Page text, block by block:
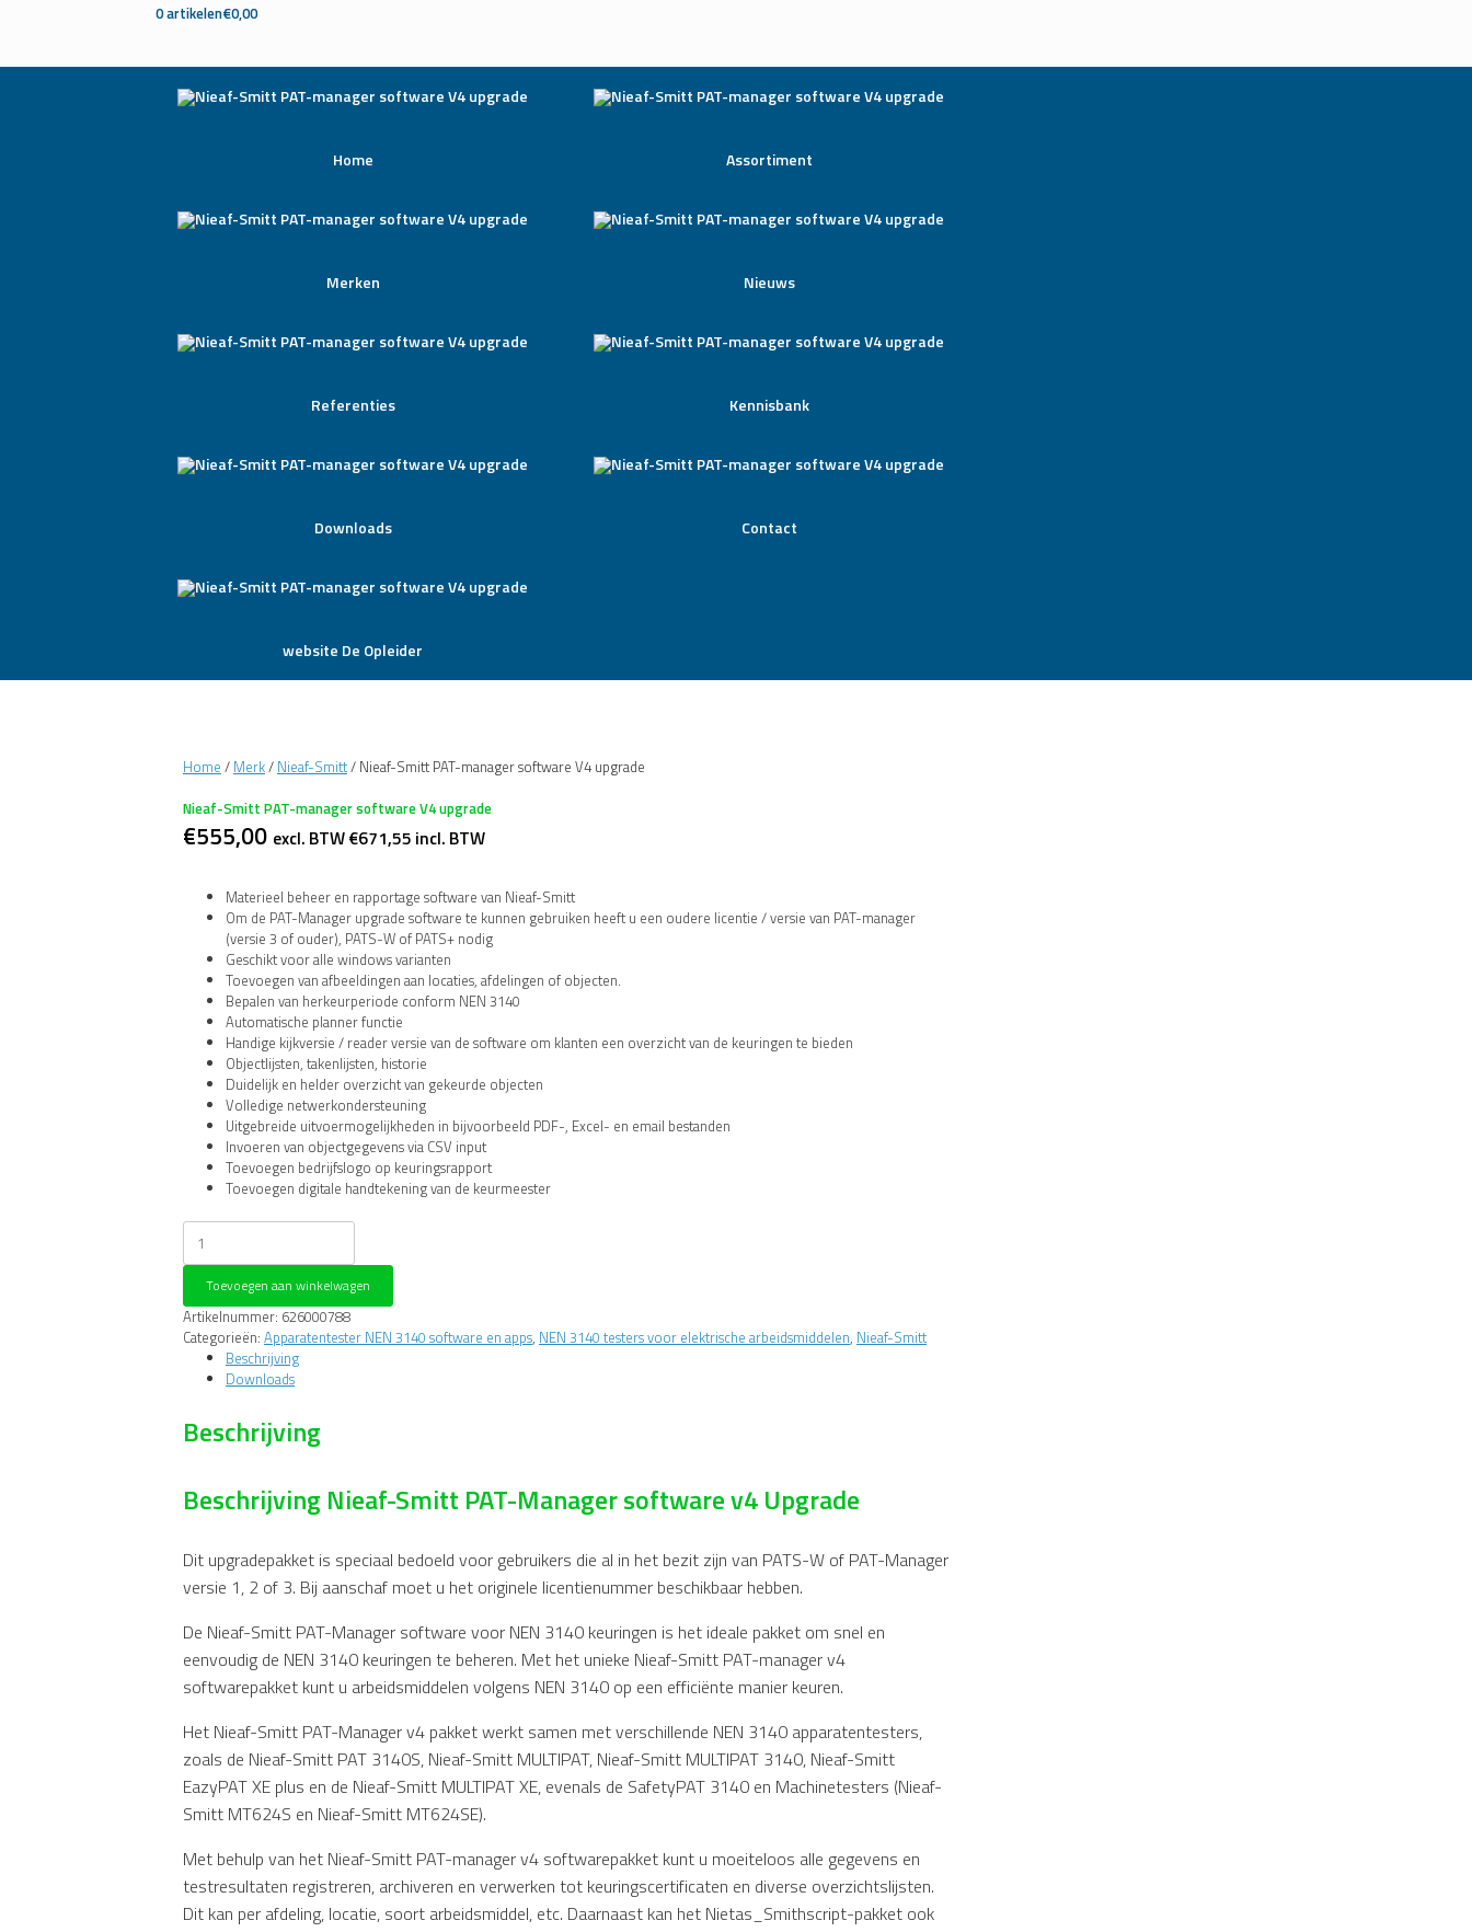
0 artikelen€0,00
Home Assortiment
Merken Nieuws
Referenties Kennisbank
Downloads Contact
website De Opleider
Home / Merk/ Nieaf-Smitt/ Nieaf-Smitt PAT-manager software V4 upgrade
Nieaf-Smitt PAT-manager software V4 upgrade
€555,00 excl. BTW€671,55 incl. BTW
Materieel beheer en rapportage software van Nieaf-Smitt
Om de PAT-Manager upgrade software te kunnen gebruiken heeft u een oudere licentie / versie van PAT-manager
(versie 3 of ouder), PATS-W of PATS+ nodig
Geschikt voor alle windows varianten
Toevoegen van afbeeldingen aan locaties, afdelingen of objecten.
Bepalen van herkeurperiode conform NEN 3140
Automatische planner functie
Handige kijkversie / reader versie van de software om klanten een overzicht van de keuringen te bieden
Objectlijsten, takenlijsten, historie
Duidelijk en helder overzicht van gekeurde objecten
Volledige netwerkondersteuning
Uitgebreide uitvoermogelijkheden in bijvoorbeeld PDF-, Excel- en email bestanden
Invoeren van objectgegevens via CSV input
Toevoegen bedrijfslogo op keuringsrapport
Toevoegen digitale handtekening van de keurmeester
Nieaf-
Smitt
PAT-
manager
software
V4
upgrade
aantal
Toevoegen aan winkelwagen
Artikelnummer: 626000788
Categorieën: Apparatentester NEN 3140 software en apps, NEN 3140 testers voor elektrische arbeidsmiddelen, Nieaf-Smitt
Beschrijving
Downloads
Beschrijving
Beschrijving Nieaf-Smitt PAT-Manager software v4 Upgrade
Dit upgradepakket is speciaal bedoeld voor gebruikers die al in het bezit zijn van PATS-W of PAT-Manager
versie 1, 2 of 3. Bij aanschaf moet u het originele licentienummer beschikbaar hebben.
De Nieaf-Smitt PAT-Manager software voor NEN 3140 keuringen is het ideale pakket om snel en
eenvoudig de NEN 3140 keuringen te beheren. Met het unieke Nieaf-Smitt PAT-manager v4
softwarepakket kunt u arbeidsmiddelen volgens NEN 3140 op een efficiënte manier keuren.
Het Nieaf-Smitt PAT-Manager v4 pakket werkt samen met verschillende NEN 3140 apparatentesters,
zoals de Nieaf-Smitt PAT 3140S, Nieaf-Smitt MULTIPAT, Nieaf-Smitt MULTIPAT 3140, Nieaf-Smitt
EazyPAT XE plus en de Nieaf-Smitt MULTIPAT XE, evenals de SafetyPAT 3140 en Machinetesters (Nieaf-
Smitt MT624S en Nieaf-Smitt MT624SE).
Met behulp van het Nieaf-Smitt PAT-manager v4 softwarepakket kunt u moeiteloos alle gegevens en
testresultaten registreren, archiveren en verwerken tot keuringscertificaten en diverse overzichtslijsten.
Dit kan per afdeling, locatie, soort arbeidsmiddel, etc. Daarnaast kan het Nietas_Smithscript-pakket ook